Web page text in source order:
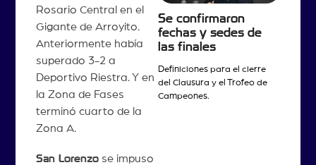
Rosario Central en el
Gigante de Arroyito.
Anteriormente había
superado 3-2 a
Deportivo Riestra. Y en
la Zona de Fases
terminó cuarto de la
Zona A.
San Lorenzose impuso
Se confirmaron
fechas y sedes de
las finales
Definiciones para el cierre
del Clausura y el Trofeo de
Campeones.